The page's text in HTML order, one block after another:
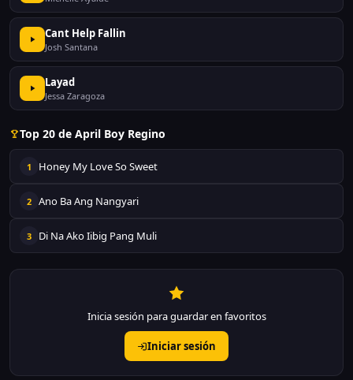
Cant Help Fallin
Josh Santana
Layad
Jessa Zaragoza
Top 20 de April Boy Regino
1 Honey My Love So Sweet
2 Ano Ba Ang Nangyari
3 Di Na Ako Iibig Pang Muli
Inicia sesión para guardar en favoritos
Iniciar sesión